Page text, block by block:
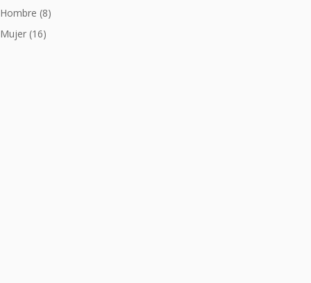
Hombre (8)
Mujer (16)